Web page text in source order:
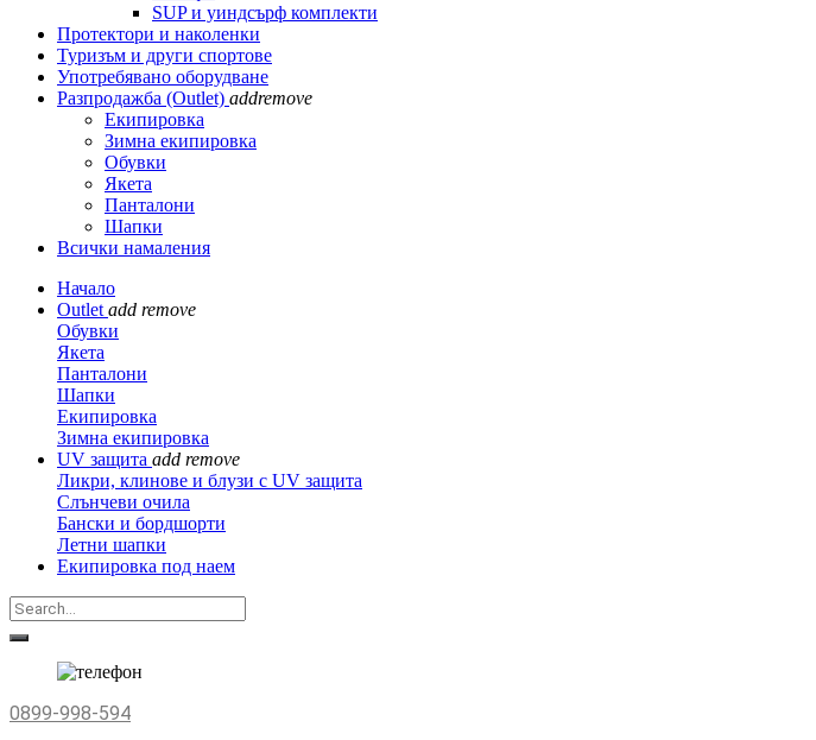
SUP и уиндсърф комплекти
Протектори и наколенки
Туризъм и други спортове
Употребявано оборудване
Разпродажба (Outlet) addremove
Екипировка
Зимна екипировка
Обувки
Якета
Панталони
Шапки
Всички намаления
Начало
Outlet add remove
Обувки
Якета
Панталони
Шапки
Екипировка
Зимна екипировка
UV защита add remove
Ликри, клинове и блузи с UV защита
Слънчеви очила
Бански и бордшорти
Летни шапки
Екипировка под наем
0899-998-594